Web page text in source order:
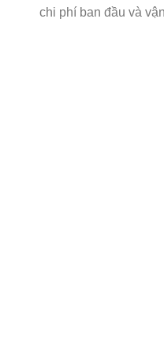
chi phí ban đầu và